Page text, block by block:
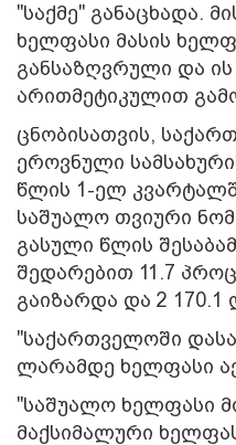
"საქმე" განაცხადა.
ხელფასი მასის
განსაზღვრული და
არითმეტიკულით
ცნობისათვის,
ეროვნული
წლის 1-ელ
საშუალო თვიური
გასული წლის
შედარებით 11.7
გაიზარდა და 2 170.1
"საქართველოში
ლარამდე ხელფასი
"საშუალო ხელფასი
მაქსიმალური